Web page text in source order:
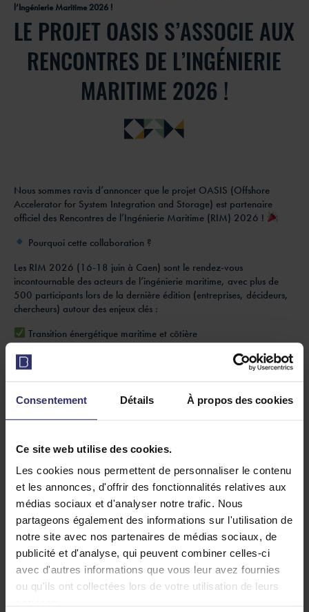
Consentement Détails À propos des cookies
Ce site web utilise des cookies.
Les cookies nous permettent de personnaliser le contenu
et les annonces, d'offrir des fonctionnalités relatives aux
médias sociaux et d'analyser notre trafic. Nous
partageons également des informations sur l'utilisation de
notre site avec nos partenaires de médias sociaux, de
publicité et d'analyse, qui peuvent combiner celles-ci
avec d'autres informations que vous leur avez fournies
ou qu'ils ont collectées lors de votre utilisation de leurs
l’Ingénierie Maritime 2026 !
LE PROJET OASIS S’ASSOCIE AUX
RENCONTRES DE L’INGÉNIERIE
MARITIME 2026 !
Nous sommes ravis d’annoncer que le projet OASIS (Offshore
Accelerator for System Integration and Storage) est partenaire
officiel des Rencontres de l’Ingénierie Maritime (RIM) 2026 !
Pourquoi cette collaboration ?
Les RIM 2026 (16-18 juin à Caen) sont le rendez-vous
incontournable des acteurs de l’ingénierie maritime, avec plus de
500 participants lors de la dernière édition (entreprises, décideurs,
chercheurs) autour des enjeux clés :
Transition énergétique maritime et côtière
Énergies marines renouvelables
Infrastructures portuaires et résilience climatique
Innovations technologiques et jumeaux numériques
une table ronde et sera présent aux sessions de networking pour
d’énergie offshore et d’intégration des systèmes énergétiques.
Une occasion pour les PME du secteur de rencontrer des experts,
des investisseurs et des partenaires industriels !